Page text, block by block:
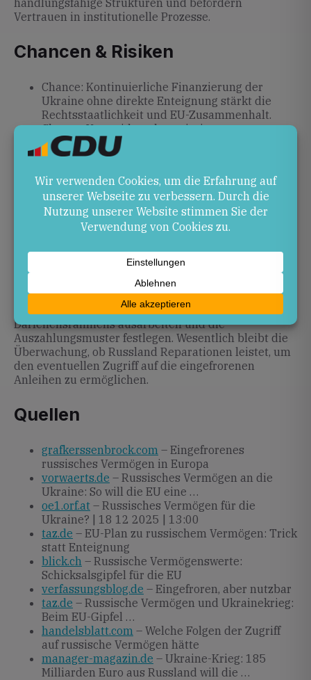
handlungsfähige Strukturen und befördern
Vertrauen in institutionelle Prozesse.
Chancen & Risiken
Chance: Kontinuierliche Finanzierung der
Ukraine ohne direkte Enteignung stärkt die
Rechtsstaatlichkeit und EU-Zusammenhalt.
Chance: Vermeidung langwieriger
Gerichtsverfahren durch Swap-Lösung.
Risiko: Komplexe technische und rechtliche
Risiko: Strenge Bedingungen und Unsicherheit
über Russlands Bereitschaft zu Reparationen
können Liquiditätsengpässe bei der Ukraine
verstärken.
Ausblick
In den kommenden Monaten wird die EU-
Kommission die Verhandlungsdetails des
Darlehensrahmens ausarbeiten und die
Auszahlungsmuster festlegen. Wesentlich bleibt die
Überwachung, ob Russland Reparationen leistet, um
den eventuellen Zugriff auf die eingefrorenen
Anleihen zu ermöglichen.
Quellen
grafkerssenbrock.com – Eingefrorenes
russisches Vermögen in Europa
vorwaerts.de – Russisches Vermögen an die
Ukraine: So will die EU eine …
oe1.orf.at – Russisches Vermögen für die
Ukraine? | 18 12 2025 | 13:00
taz.de – EU-Plan zu russischem Vermögen: Trick
statt Enteignung
blick.ch – Russische Vermögenswerte:
Schicksalsgipfel für die EU
verfassungsblog.de – Eingefroren, aber nutzbar
taz.de – Russische Vermögen und Ukrainekrieg:
Beim EU-Gipfel …
handelsblatt.com – Welche Folgen der Zugriff
auf russische Vermögen hätte
manager-magazin.de – Ukraine-Krieg: 185
Milliarden Euro aus Russland will die …